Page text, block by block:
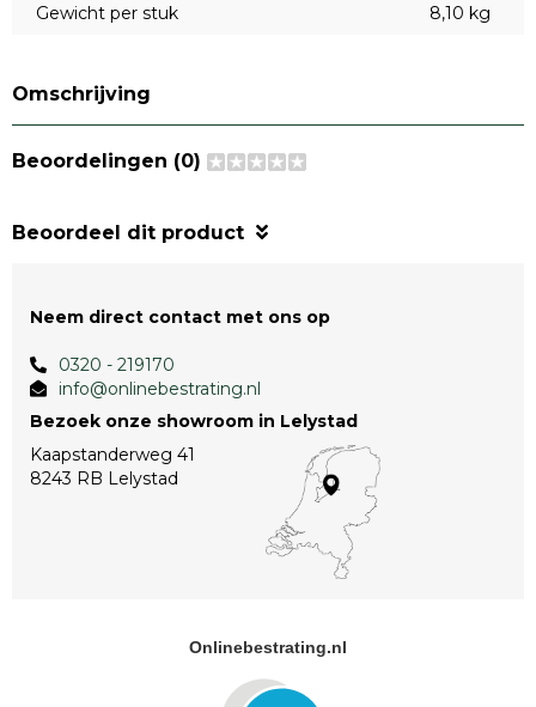
Gewicht per stuk
8,10 kg
Omschrijving
Beoordelingen (0)
Beoordeel dit product
Neem direct contact met ons op
0320 - 219170
info@onlinebestrating.nl
Bezoek onze showroom in Lelystad
Kaapstanderweg 41
8243 RB Lelystad
Onlinebestrating.nl